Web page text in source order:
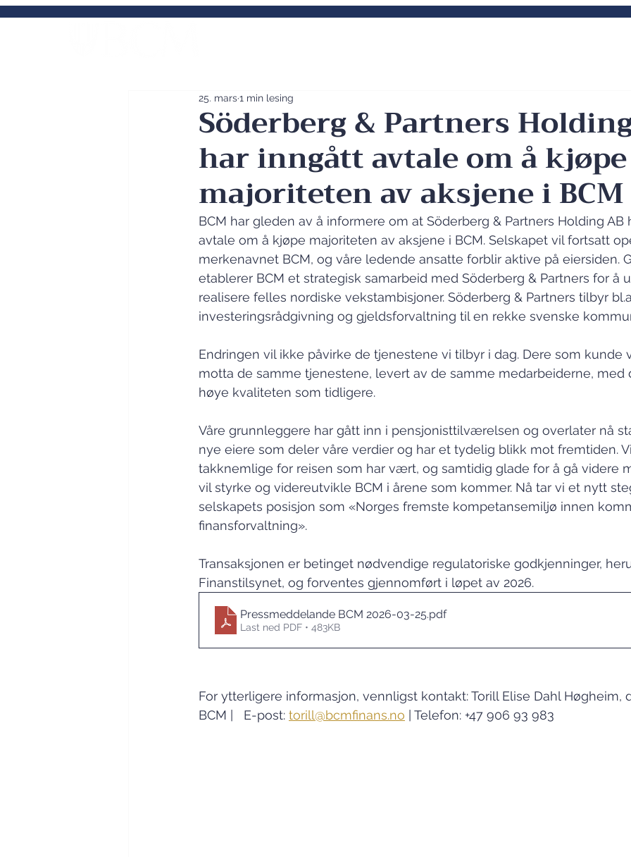
Söderberg & Partners
har inngått avtale om å kjøpe
majoriteten av aksjene i BCM
25. mars1 min lesing
BCM har gleden av å informere om at Söderberg & Partners Holding AB
avtale om å kjøpe majoriteten av aksjene i BCM. Selskapet vil fortsatt
merkenavnet BCM, og våre ledende ansatte forblir aktive på eiersiden.
etablerer BCM et strategisk samarbeid med Söderberg & Partners for å
realisere felles nordiske vekstambisjoner. Söderberg & Partners tilbyr
investeringsrådgivning og gjeldsforvaltning til en rekke svenske
Endringen vil ikke påvirke de tjenestene vi tilbyr i dag. Dere som kunde
motta de samme tjenestene, levert av de samme medarbeiderne, med
høye kvaliteten som tidligere.
Våre grunnleggere har gått inn i pensjonisttilværelsen og overlater nå
nye eiere som deler våre verdier og har et tydelig blikk mot fremtiden.
takknemlige for reisen som har vært, og samtidig glade for å gå videre
vil styrke og videreutvikle BCM i årene som kommer. Nå tar vi et nytt
selskapets posisjon som «Norges fremste kompetansemiljø innen
finansforvaltning».
Transaksjonen er betinget nødvendige regulatoriske godkjenninger,
Finanstilsynet, og forventes gjennomført i løpet av 2026.
Pressmeddelande BCM 2026-03-25.pdf
Last ned PDF • 483KB
For ytterligere informasjon, vennligst kontakt: Torill Elise Dahl Høgheim,
BCM |   E-post: torill@bcmfinans.no | Telefon: +47 906 93 983